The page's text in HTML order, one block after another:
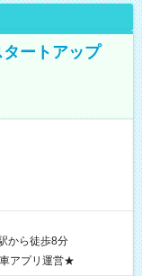
ートアップ
から徒歩8分
アプリ運営★